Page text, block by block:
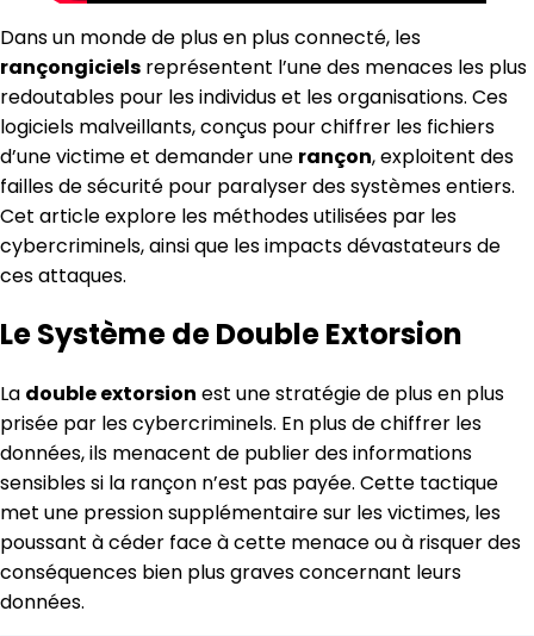
Dans un monde de plus en plus connecté, les
rançongiciels représentent l’une des menaces les plus
redoutables pour les individus et les organisations. Ces
logiciels malveillants, conçus pour chiffrer les fichiers
d’une victime et demander une rançon, exploitent des
failles de sécurité pour paralyser des systèmes entiers.
Cet article explore les méthodes utilisées par les
cybercriminels, ainsi que les impacts dévastateurs de
ces attaques.
Le Système de Double Extorsion
La double extorsion est une stratégie de plus en plus
prisée par les cybercriminels. En plus de chiffrer les
données, ils menacent de publier des informations
sensibles si la rançon n’est pas payée. Cette tactique
met une pression supplémentaire sur les victimes, les
poussant à céder face à cette menace ou à risquer des
conséquences bien plus graves concernant leurs
données.